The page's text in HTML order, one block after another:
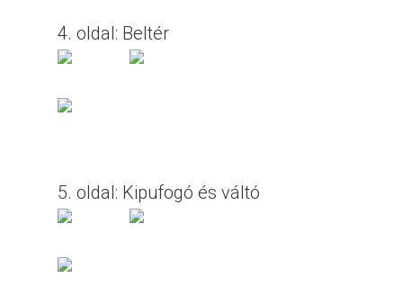
4. oldal: Beltér
5. oldal: Kipufogó és váltó